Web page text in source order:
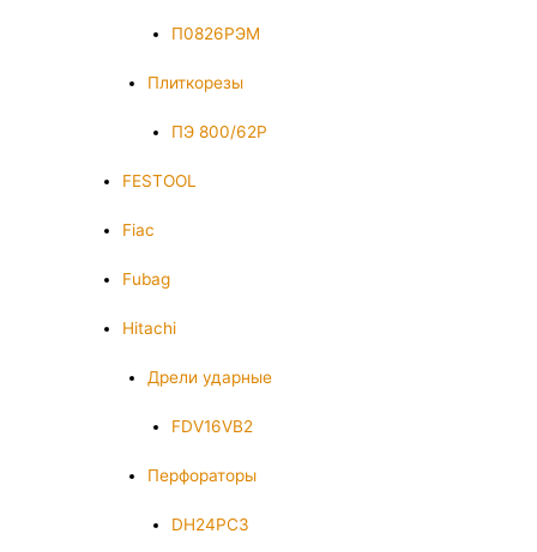
П0826РЭМ
Плиткорезы
ПЭ 800/62Р
FESTOOL
Fiac
Fubag
Hitachi
Дрели ударные
FDV16VB2
Перфораторы
DH24PC3